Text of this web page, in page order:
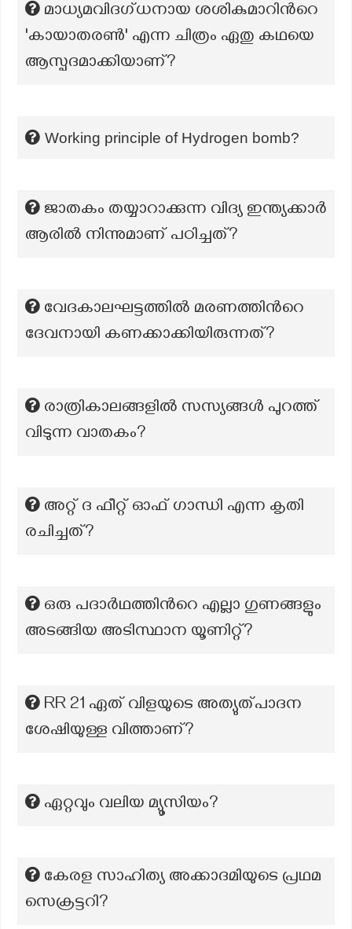
മാധ്യമവിദഗ്ധനായ ശശികുമാറിന്‍റെ
'കായാതരണ്‍' എന്ന ചിത്രം ഏതു കഥയെ
ആസ്പദമാക്കിയാണ്?
Working principle of Hydrogen bomb?
ജാതകം തയ്യാറാക്കുന്ന വിദ്യ ഇന്ത്യക്കാർ
ആരിൽ നിന്നുമാണ് പഠിച്ചത്?
വേദകാലഘട്ടത്തിൽ മരണത്തിന്‍റെ
ദേവനായി കണക്കാക്കിയിരുന്നത്?
രാത്രികാലങ്ങളിൽ സസ്യങ്ങൾ പുറത്ത്
വിടുന്ന വാതകം?
അറ്റ് ദ ഫീറ്റ് ഓഫ് ഗാന്ധി എന്ന കൃതി
രചിച്ചത്?
ഒരു പദാര്‍ഥത്തിന്‍റെ എല്ലാ ഗുണങ്ങളും
അടങ്ങിയ അടിസ്ഥാന യൂണിറ്റ്?
RR 21 ഏത് വിളയുടെ അത്യുത്പാദന
ശേഷിയുള്ള വിത്താണ്?
ഏറ്റവും വലിയ മ്യൂസിയം?
കേരള സാഹിത്യ അക്കാദമിയുടെ പ്രഥമ
സെക്രട്ടറി?